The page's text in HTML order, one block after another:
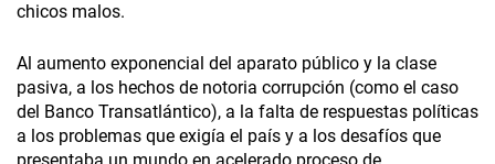
chicos malos.
Al aumento exponencial del aparato público y la clase
pasiva, a los hechos de notoria corrupción (como el caso
del Banco Transatlántico), a la falta de respuestas políticas
a los problemas que exigía el país y a los desafíos que